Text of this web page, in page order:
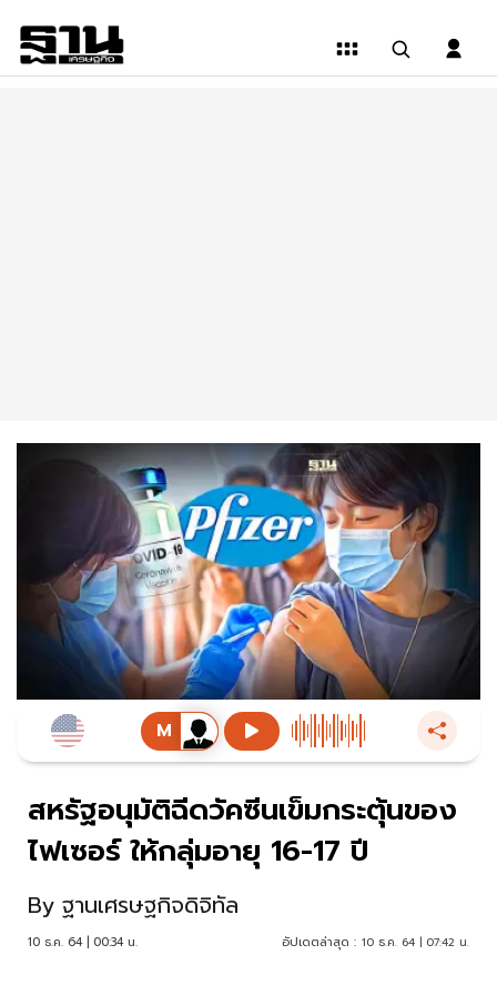
สหรัฐอนุมัติฉีดวัคซีนเข็มกระตุ้นของ
ไฟเซอร์ ให้กลุ่มอายุ 16-17 ปี
By ฐานเศรษฐกิจดิจิทัล
10 ธ.ค. 64 | 00:34 น. อัปเดตล่าสุด : 10 ธ.ค. 64 | 07:42 น.